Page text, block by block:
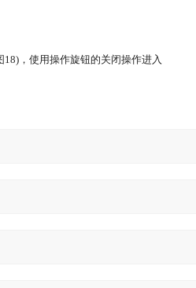
，使用操作旋钮的关闭操作进入